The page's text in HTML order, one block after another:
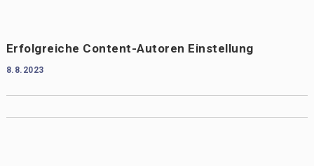
Erfolgreiche Content-Autoren Einstellung
8.8.2023